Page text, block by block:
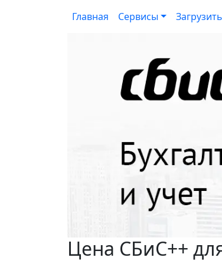
Главная Сервисы Загрузить
Цена СБиС++